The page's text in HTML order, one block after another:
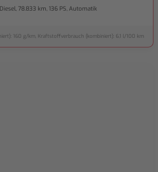
Diesel, 78.833 km, 136 PS, Automatik
160 g/km, Kraftstoffverbrauch (kombiniert): 6,1 l/100 km